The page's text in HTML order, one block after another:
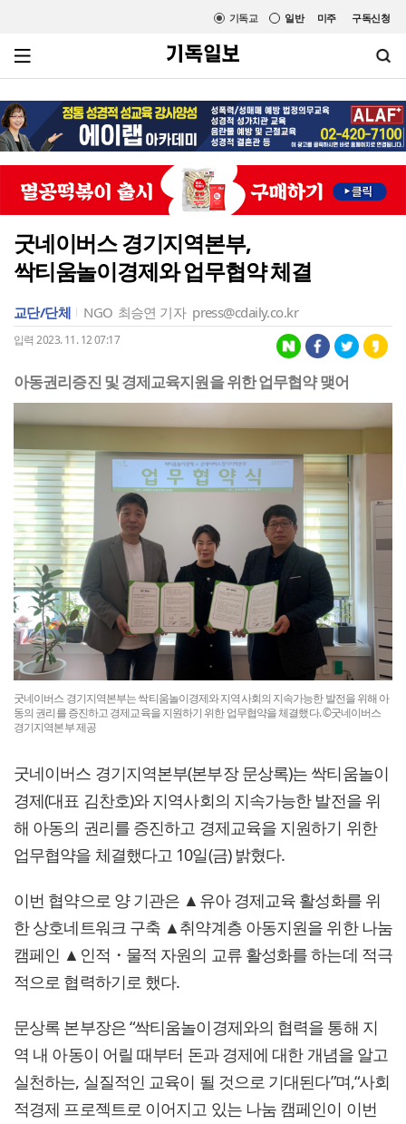
미주 구독신청
일반
기독교
굿네이버스 경기지역본부,
싹티움놀이경제와 업무협약 체결
교단/단체 NGO 최승연 기자 press@cdaily.co.kr
입력 2023. 11. 12 07:17
아동권리증진 및 경제교육지원을 위한 업무협약 맺어
굿네이버스 경기지역본부는 싹티움놀이경제와 지역사회의 지속가능한 발전을 위해 아
동의 권리를 증진하고 경제교육을 지원하기 위한 업무협약을 체결했다. ©굿네이버스
경기지역본부 제공
굿네이버스 경기지역본부(본부장 문상록)는 싹티움놀이
경제(대표 김찬호)와 지역사회의 지속가능한 발전을 위
해 아동의 권리를 증진하고 경제교육을 지원하기 위한
업무협약을 체결했다고 10일(금) 밝혔다.
이번 협약으로 양 기관은 ▲유아 경제교육 활성화를 위
한 상호네트워크 구축 ▲취약계층 아동지원을 위한 나눔
캠페인 ▲인적・물적 자원의 교류 활성화를 하는데 적극
적으로 협력하기로 했다.
문상록 본부장은 “싹티움놀이경제와의 협력을 통해 지
역 내 아동이 어릴 때부터 돈과 경제에 대한 개념을 알고
실천하는, 실질적인 교육이 될 것으로 기대된다”며,“사회
적경제 프로젝트로 이어지고 있는 나눔 캠페인이 이번